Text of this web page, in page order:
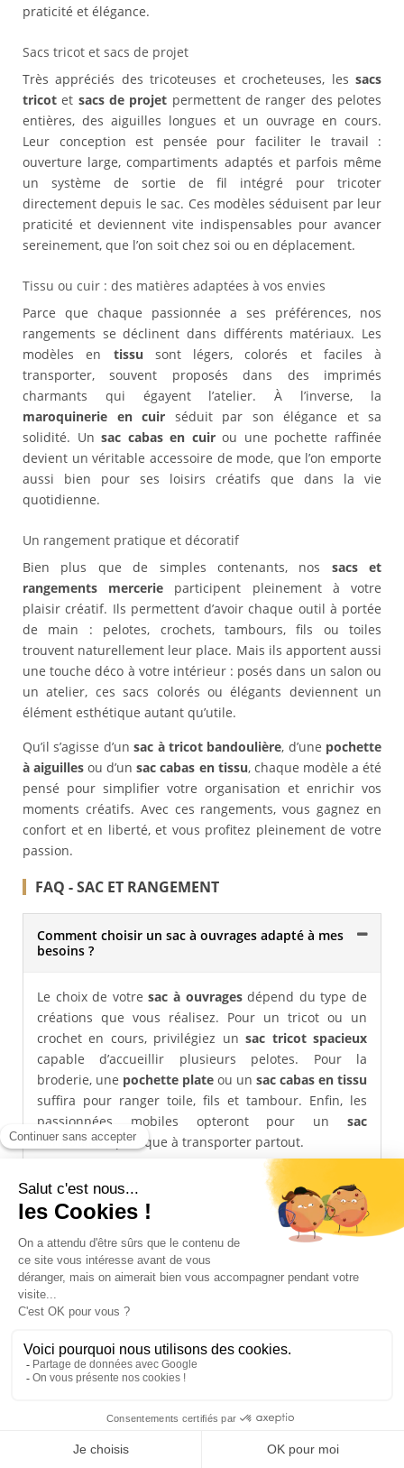
praticité et élégance.
Sacs tricot et sacs de projet
Très appréciés des tricoteuses et crocheteuses, les sacs
tricot et sacs de projet permettent de ranger des pelotes
entières, des aiguilles longues et un ouvrage en cours.
Leur conception est pensée pour faciliter le travail :
ouverture large, compartiments adaptés et parfois même
un système de sortie de fil intégré pour tricoter
directement depuis le sac. Ces modèles séduisent par leur
praticité et deviennent vite indispensables pour avancer
sereinement, que l’on soit chez soi ou en déplacement.
Tissu ou cuir : des matières adaptées à vos envies
Parce que chaque passionnée a ses préférences, nos
rangements se déclinent dans différents matériaux. Les
modèles en tissu sont légers, colorés et faciles à
transporter, souvent proposés dans des imprimés
charmants qui égayent l’atelier. À l’inverse, la
maroquinerie en cuir séduit par son élégance et sa
solidité. Unsac cabas en cuirou une pochette raffinée
devient un véritable accessoire de mode, que l’on emporte
aussi bien pour ses loisirs créatifs que dans la vie
quotidienne.
Un rangement pratique et décoratif
Bien plus que de simples contenants, nos sacs et
rangements mercerie participent pleinement à votre
plaisir créatif. Ils permettent d’avoir chaque outil à portée
de main : pelotes, crochets, tambours, fils ou toiles
trouvent naturellement leur place. Mais ils apportent aussi
une touche déco à votre intérieur : posés dans un salon ou
un atelier, ces sacs colorés ou élégants deviennent un
élément esthétique autant qu’utile.
Qu’il s’agisse d’unsac à tricot bandoulière, d’une pochette
à aiguilles ou d’unsac cabas en tissu, chaque modèle a été
pensé pour simplifier votre organisation et enrichir vos
moments créatifs. Avec ces rangements, vous gagnez en
confort et en liberté, et vous profitez pleinement de votre
passion.
FAQ - SAC ET RANGEMENT
Comment choisir un sac à ouvrages adapté à mes
besoins ?
Le choix de votresac à ouvragesdépend du type de
créations que vous réalisez. Pour un tricot ou un
crochet en cours, privilégiez unsac tricot spacieux
capable d’accueillir plusieurs pelotes. Pour la
broderie, une pochette plate ou un sac cabas en tissu
suffira pour ranger toile, fils et tambour. Enfin, les
passionnées mobiles opteront pour un sac
bandoulièrepratique à transporter partout.
Quelle est la différence entre un sac tricot et un sac
de projet ?
Pourquoi utiliser un étui à aiguilles ou une
pochette de rangement ?
Faut-il choisir un sac en tissu ou un sac en cuir ?
Un sac à ouvrages peut-il aussi servir pour d’autres